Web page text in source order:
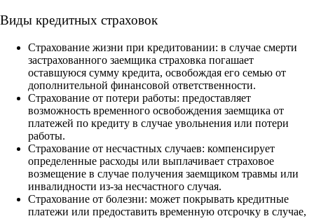
Виды кредитных страховок
Страхование жизни при кредитовании: в случае смерти
застрахованного заемщика страховка погашает
оставшуюся сумму кредита, освобождая его семью от
дополнительной финансовой ответственности.
Страхование от потери работы: предоставляет
возможность временного освобождения заемщика от
платежей по кредиту в случае увольнения или потери
работы.
Страхование от несчастных случаев: компенсирует
определенные расходы или выплачивает страховое
возмещение в случае получения заемщиком травмы или
инвалидности из-за несчастного случая.
Страхование от болезни: может покрывать кредитные
платежи или предоставить временную отсрочку в случае,